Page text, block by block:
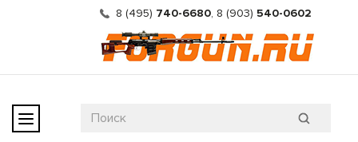
8 (495) 740-6680, 8 (903) 540-0602